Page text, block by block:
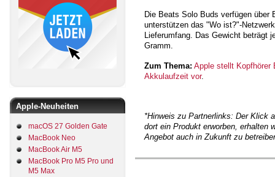
Apple-Neuheiten
macOS 27 Golden Gate
MacBook Neo
MacBook Air M5
MacBook Pro M5 Pro und
M5 Max
Die Beats Solo Buds verfügen über
unterstützen das "Wo ist?"-
Lieferumfang. Das Gewicht beträgt
Gramm.
Zum Thema: Apple stellt Kopfhörer
Akkulaufzeit vor.
*Hinweis zu Partnerlinks: Der Klick
dort ein Produkt erworben, erhalten
Angebot auch in Zukunft zu